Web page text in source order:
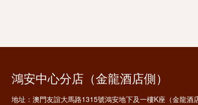
鴻安中心分店（金龍酒店側）
地址： 澳門友誼大馬路1315號鴻安地下及一樓K座（金龍酒